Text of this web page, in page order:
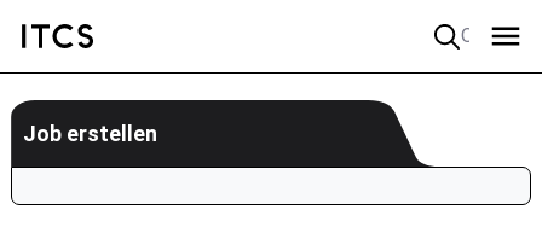
Job erstellen